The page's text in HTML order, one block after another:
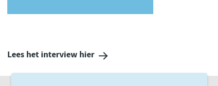
Lees het interview hier